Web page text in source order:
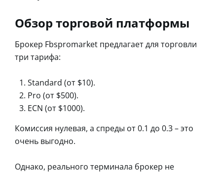
Обзор торговой платформы
Брокер Fbspromarket предлагает для торговли
три тарифа:
Standard (от $10).
Pro (от $500).
ECN (от $1000).
Комиссия нулевая, а спреды от 0.1 до 0.3 – это
очень выгодно.
Однако, реального терминала брокер не